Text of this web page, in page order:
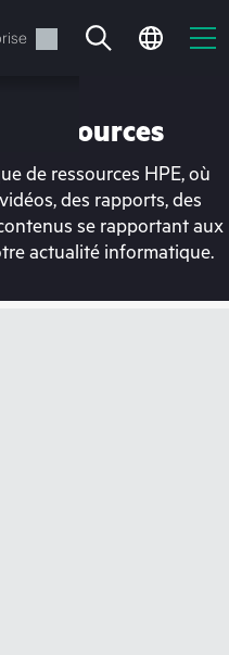
est
ressources
de ressources HPE, où
des rapports, des
se rapportant aux
actualité informatique.